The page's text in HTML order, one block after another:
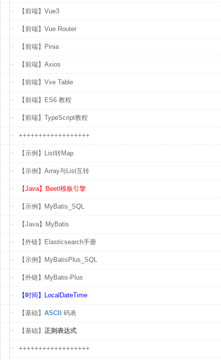
【前端】Vue3
【前端】Vue Router
【前端】Pinia
【前端】Axios
【前端】Vxe Table
【前端】ES6 教程
【前端】TypeScript教程
++++++++++++++++++
【示例】List转Map
【示例】Array与List互转
【Java】Beetl模板引擎
【示例】MyBatis_SQL
【Java】MyBatis
【外链】Elasticsearch手册
【示例】MyBatisPlus_SQL
【外链】MyBatis-Plus
【时间】LocalDateTime
【基础】 ASCII 码表
【基础】 正则表达式
++++++++++++++++++